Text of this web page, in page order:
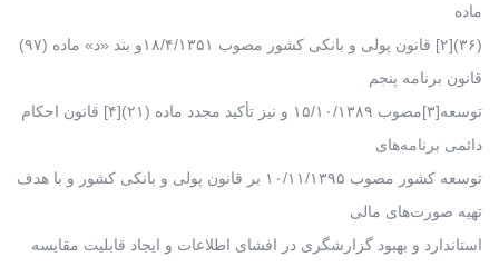
ماده
(۳۶)[۲] قانون پولی و بانکی کشور مصوب ۱۸/۴/۱۳۵۱و بند «د» ماده (۹۷)
قانون برنامه پنجم
توسعه[۳]مصوب ۱۵/۱۰/۱۳۸۹ و نیز تأکید مجدد ماده (۲۱)[۴] قانون احکام
دائمی برنامه‌های
توسعه کشور مصوب ۱۰/۱۱/۱۳۹۵ بر قانون پولی و بانکی کشور و با هدف
تهیه صورت‌های مالی
استاندارد و بهبود گزارشگری در افشای اطلاعات و ایجاد قابلیت مقایسه